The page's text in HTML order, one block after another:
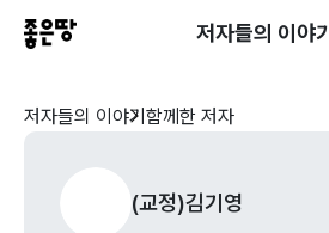
저자들의 이야기
저자들의 이야기 함께한 저자
(교정)김기영